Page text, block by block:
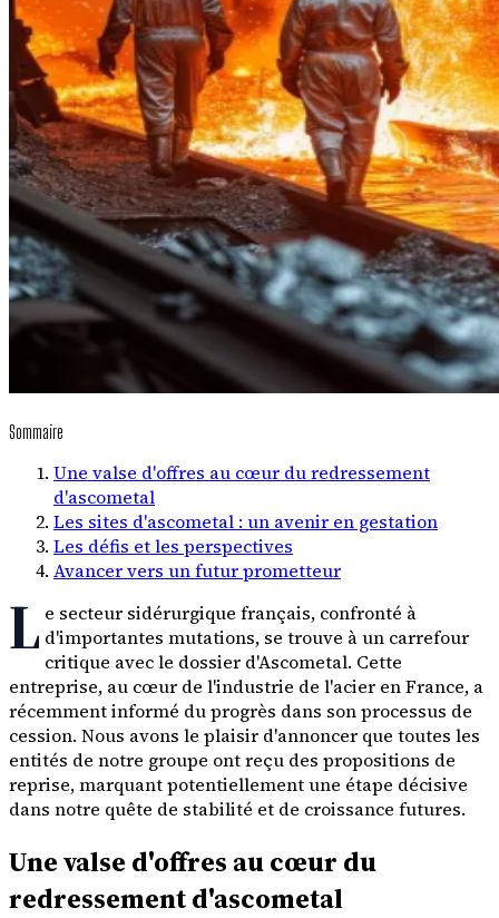
Sommaire
Une valse d'offres au cœur du redressement
d'ascometal
Les sites d'ascometal : un avenir en gestation
Les défis et les perspectives
Avancer vers un futur prometteur
L e secteur sidérurgique français, confronté à
d'importantes mutations, se trouve à un carrefour
critique avec le dossier d'Ascometal. Cette
entreprise, au cœur de l'industrie de l'acier en France, a
récemment informé du progrès dans son processus de
cession. Nous avons le plaisir d'annoncer que toutes les
entités de notre groupe ont reçu des propositions de
reprise, marquant potentiellement une étape décisive
dans notre quête de stabilité et de croissance futures.
Une valse d'offres au cœur du
redressement d'ascometal